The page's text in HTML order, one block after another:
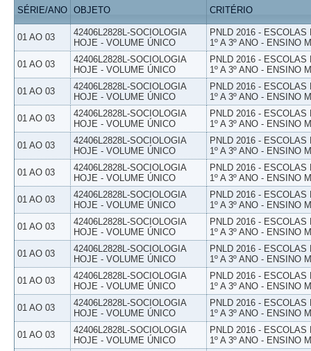
SÉRIE/ANO OBJETO CRITÉRIO
01 AO 03
42406L2828L-SOCIOLOGIA
HOJE - VOLUME ÚNICO
PNLD 2016 -
1º A 3º ANO - ENSINO
01 AO 03
42406L2828L-SOCIOLOGIA
HOJE - VOLUME ÚNICO
PNLD 2016 -
1º A 3º ANO - ENSINO
01 AO 03
42406L2828L-SOCIOLOGIA
HOJE - VOLUME ÚNICO
PNLD 2016 -
1º A 3º ANO - ENSINO
01 AO 03
42406L2828L-SOCIOLOGIA
HOJE - VOLUME ÚNICO
PNLD 2016 -
1º A 3º ANO - ENSINO
01 AO 03
42406L2828L-SOCIOLOGIA
HOJE - VOLUME ÚNICO
PNLD 2016 -
1º A 3º ANO - ENSINO
01 AO 03
42406L2828L-SOCIOLOGIA
HOJE - VOLUME ÚNICO
PNLD 2016 -
1º A 3º ANO - ENSINO
01 AO 03
42406L2828L-SOCIOLOGIA
HOJE - VOLUME ÚNICO
PNLD 2016 -
1º A 3º ANO - ENSINO
01 AO 03
42406L2828L-SOCIOLOGIA
HOJE - VOLUME ÚNICO
PNLD 2016 -
1º A 3º ANO - ENSINO
01 AO 03
42406L2828L-SOCIOLOGIA
HOJE - VOLUME ÚNICO
PNLD 2016 -
1º A 3º ANO - ENSINO
01 AO 03
42406L2828L-SOCIOLOGIA
HOJE - VOLUME ÚNICO
PNLD 2016 -
1º A 3º ANO - ENSINO
01 AO 03
42406L2828L-SOCIOLOGIA
HOJE - VOLUME ÚNICO
PNLD 2016 -
1º A 3º ANO - ENSINO
01 AO 03
42406L2828L-SOCIOLOGIA
HOJE - VOLUME ÚNICO
PNLD 2016 -
1º A 3º ANO - ENSINO